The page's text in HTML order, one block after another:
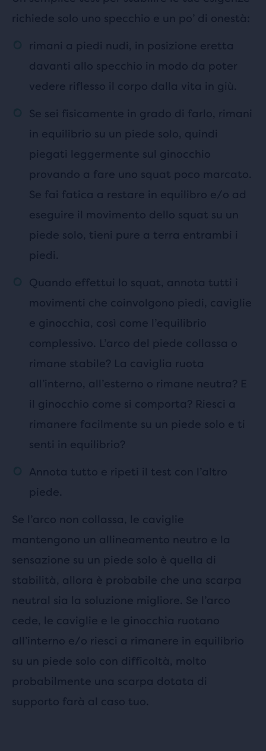
richiede solo uno specchio e un po’ di onestà:
rimani a piedi nudi, in posizione eretta
davanti allo specchio in modo da poter
vedere riflesso il corpo dalla vita in giù.
Se sei fisicamente in grado di farlo, rimani
in equilibrio su un piede solo, quindi
piegati leggermente sul ginocchio
provando a fare uno squat poco marcato.
Se fai fatica a restare in equilibro e/o ad
eseguire il movimento dello squat su un
piede solo, tieni pure a terra entrambi i
piedi.
Quando effettui lo squat, annota tutti i
movimenti che coinvolgono piedi, caviglie
e ginocchia, così come l’equilibrio
complessivo. L’arco del piede collassa o
rimane stabile? La caviglia ruota
all’interno, all’esterno o rimane neutra? E
il ginocchio come si comporta? Riesci a
rimanere facilmente su un piede solo e ti
senti in equilibrio?
Annota tutto e ripeti il test con l’altro
piede.
Se l’arco non collassa, le caviglie
mantengono un allineamento neutro e la
sensazione su un piede solo è quella di
stabilità, allora è probabile che una scarpa
neutral sia la soluzione migliore. Se l’arco
cede, le caviglie e le ginocchia ruotano
all’interno e/o riesci a rimanere in equilibrio
su un piede solo con difficoltà, molto
probabilmente una scarpa dotata di
supporto farà al caso tuo.